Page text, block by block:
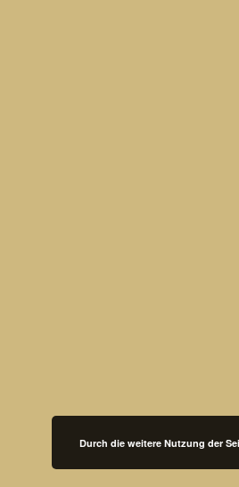
Durch die weitere Nutzung der